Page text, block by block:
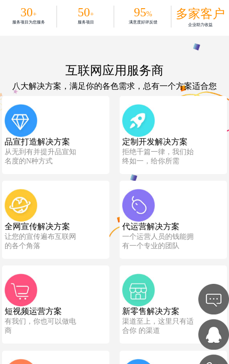
30+
服务项目为您服务
50+
服务项目
95%
满意度好评反馈
多家客户
企业助力收益
互联网应用服务商
八大解决方案，满足你的各色需求，总有一个方案适合您
品宣打造解决方案
从无到有并提升品宣知
名度的N种方式
定制开发解决方案
拒绝千篇一律，我们始
终如一，给你所需
全网宣传解决方案
让您的宣传遍布互联网
的各个角落
代运营解决方案
一个运营人员的钱能拥
有一个专业的团队
短视频运营方案
有我们，你也可以做电
商
新零售解决方案
渠道至上，这里只有适
合你 的渠道